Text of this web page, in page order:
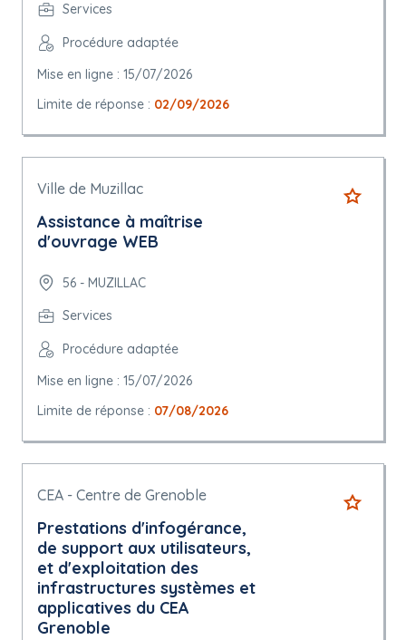
Services
Procédure adaptée
Mise en ligne : 15/07/2026
Limite de réponse : 02/09/2026
Ville de Muzillac
Assistance à maîtrise
d'ouvrage WEB
56 - MUZILLAC
Services
Procédure adaptée
Mise en ligne : 15/07/2026
Limite de réponse : 07/08/2026
CEA - Centre de Grenoble
Prestations d'infogérance,
de support aux utilisateurs,
et d'exploitation des
infrastructures systèmes et
applicatives du CEA
Grenoble